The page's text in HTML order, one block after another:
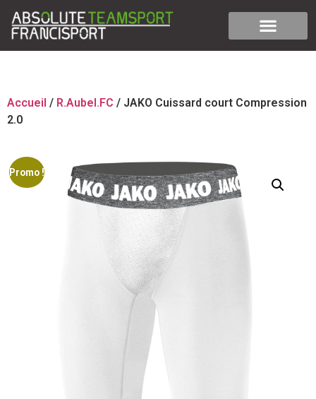
Accueil / R.Aubel.FC / JAKO Cuissard court Compression
2.0
Promo !